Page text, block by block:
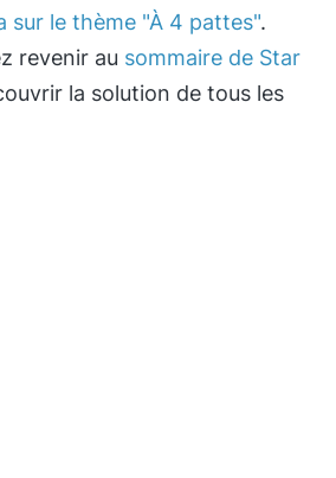
sur le thème "À 4 pattes".
revenir au sommaire de Star
la solution de tous les